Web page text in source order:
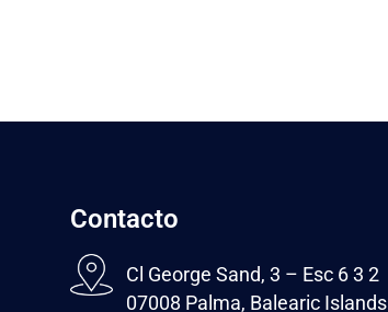
Contacto
Cl George Sand, 3 – Esc 6 3 2
07008 Palma, Balearic Islands